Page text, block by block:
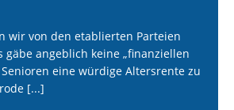
wir von den etablierten Parteien
gäbe angeblich keine „finanziellen
eine würdige Altersrente zu
[...]